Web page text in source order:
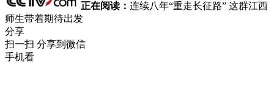
正在阅读： 连续八年“重走长征路” 这群江西
师生带着期待出发
分享
扫一扫 分享到微信
手机看